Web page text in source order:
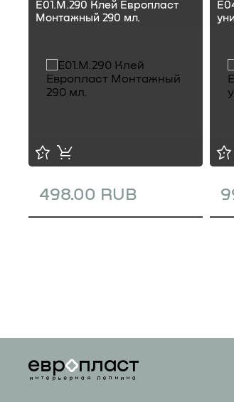
E01.M.290 Клей Европласт
Монтажный 290 мл.
498.00 RUB